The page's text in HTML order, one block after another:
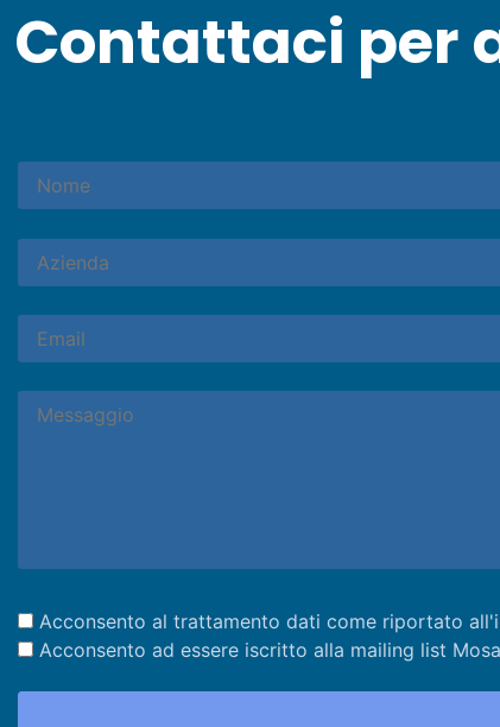
Contattaci per
Acconsento al trattamento dati come riportato
Acconsento ad essere iscritto alla mailing list